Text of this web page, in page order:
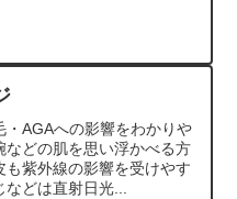
AGAへの影響をわかりや
どの肌を思い浮かべる方
紫外線の影響を受けやす
どは直射日光...